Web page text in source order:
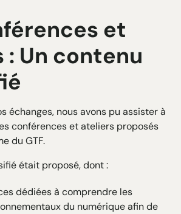
et
Un contenu
échanges, nous avons pu assister à
conférences et ateliers proposés
du GTF.
était proposé, dont :
dédiées à comprendre les
du numérique afin de